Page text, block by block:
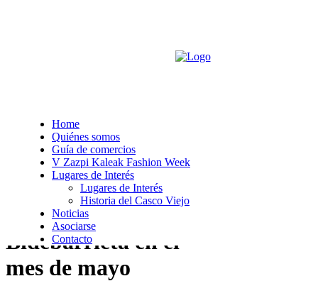
Home
Quiénes somos
Guía de comercios
V Zazpi Kaleak Fashion Week
Lugares de Interés
Lugares de Interés
Historia del Casco Viejo
Noticias
Asociarse
Contacto
Planes culturales en
el Teatro Arriaga y en
la Biblioteca de
Bidebarrieta en el
mes de mayo